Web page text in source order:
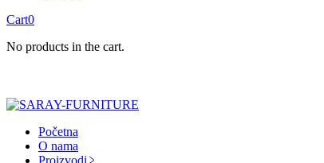
Cart0
No products in the cart.
Početna
O nama
Proizvodi